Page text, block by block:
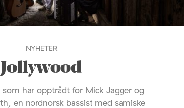
NYHETER
Jollywood
som har opptrådt for Mick Jagger og
en nordnorsk bassist med samiske